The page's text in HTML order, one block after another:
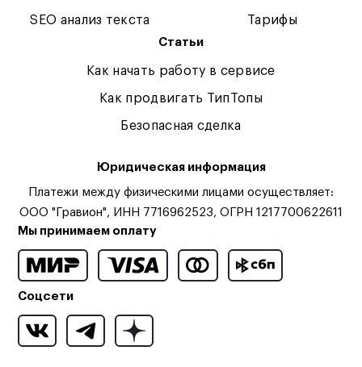
SEO анализ текста Тарифы
Статьи
Как начать работу в сервисе
Как продвигать ТипТопы
Безопасная сделка
Юридическая информация
Платежи между физическими лицами осуществляет:
ООО "Гравион", ИНН 7716962523, ОГРН 1217700622611
Мы принимаем оплату
Соцсети